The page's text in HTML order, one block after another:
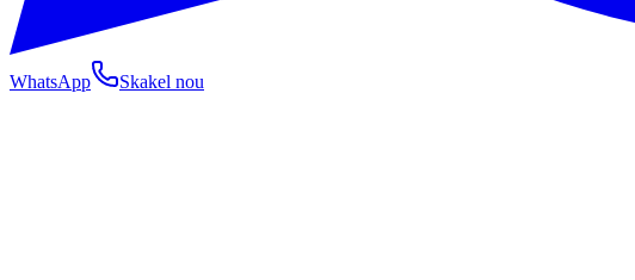
WhatsApp Skakel nou